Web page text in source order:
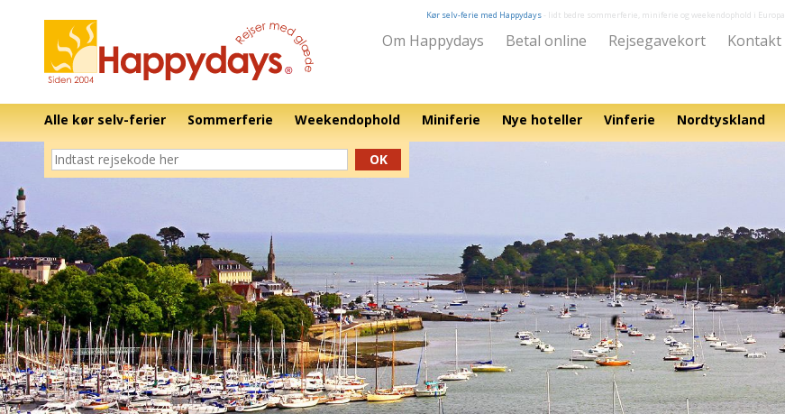
Kør selv-ferie med Happydays - lidt bedre sommerferie, miniferie og weekendophold i Europa
Om Happydays Betal online Rejsegavekort Kontakt
Alle kør selv-ferier Sommerferie Weekendophold Miniferie Nye hoteller Vinferie Nordtyskland
OK